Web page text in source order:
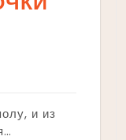
и из